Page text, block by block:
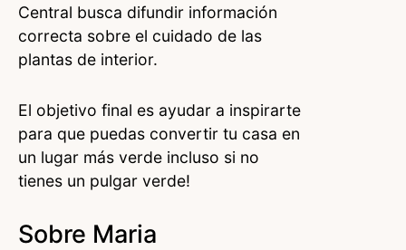
Central busca difundir información
correcta sobre el cuidado de las
plantas de interior.
El objetivo final es ayudar a inspirarte
para que puedas convertir tu casa en
un lugar más verde incluso si no
tienes un pulgar verde!
Sobre Maria